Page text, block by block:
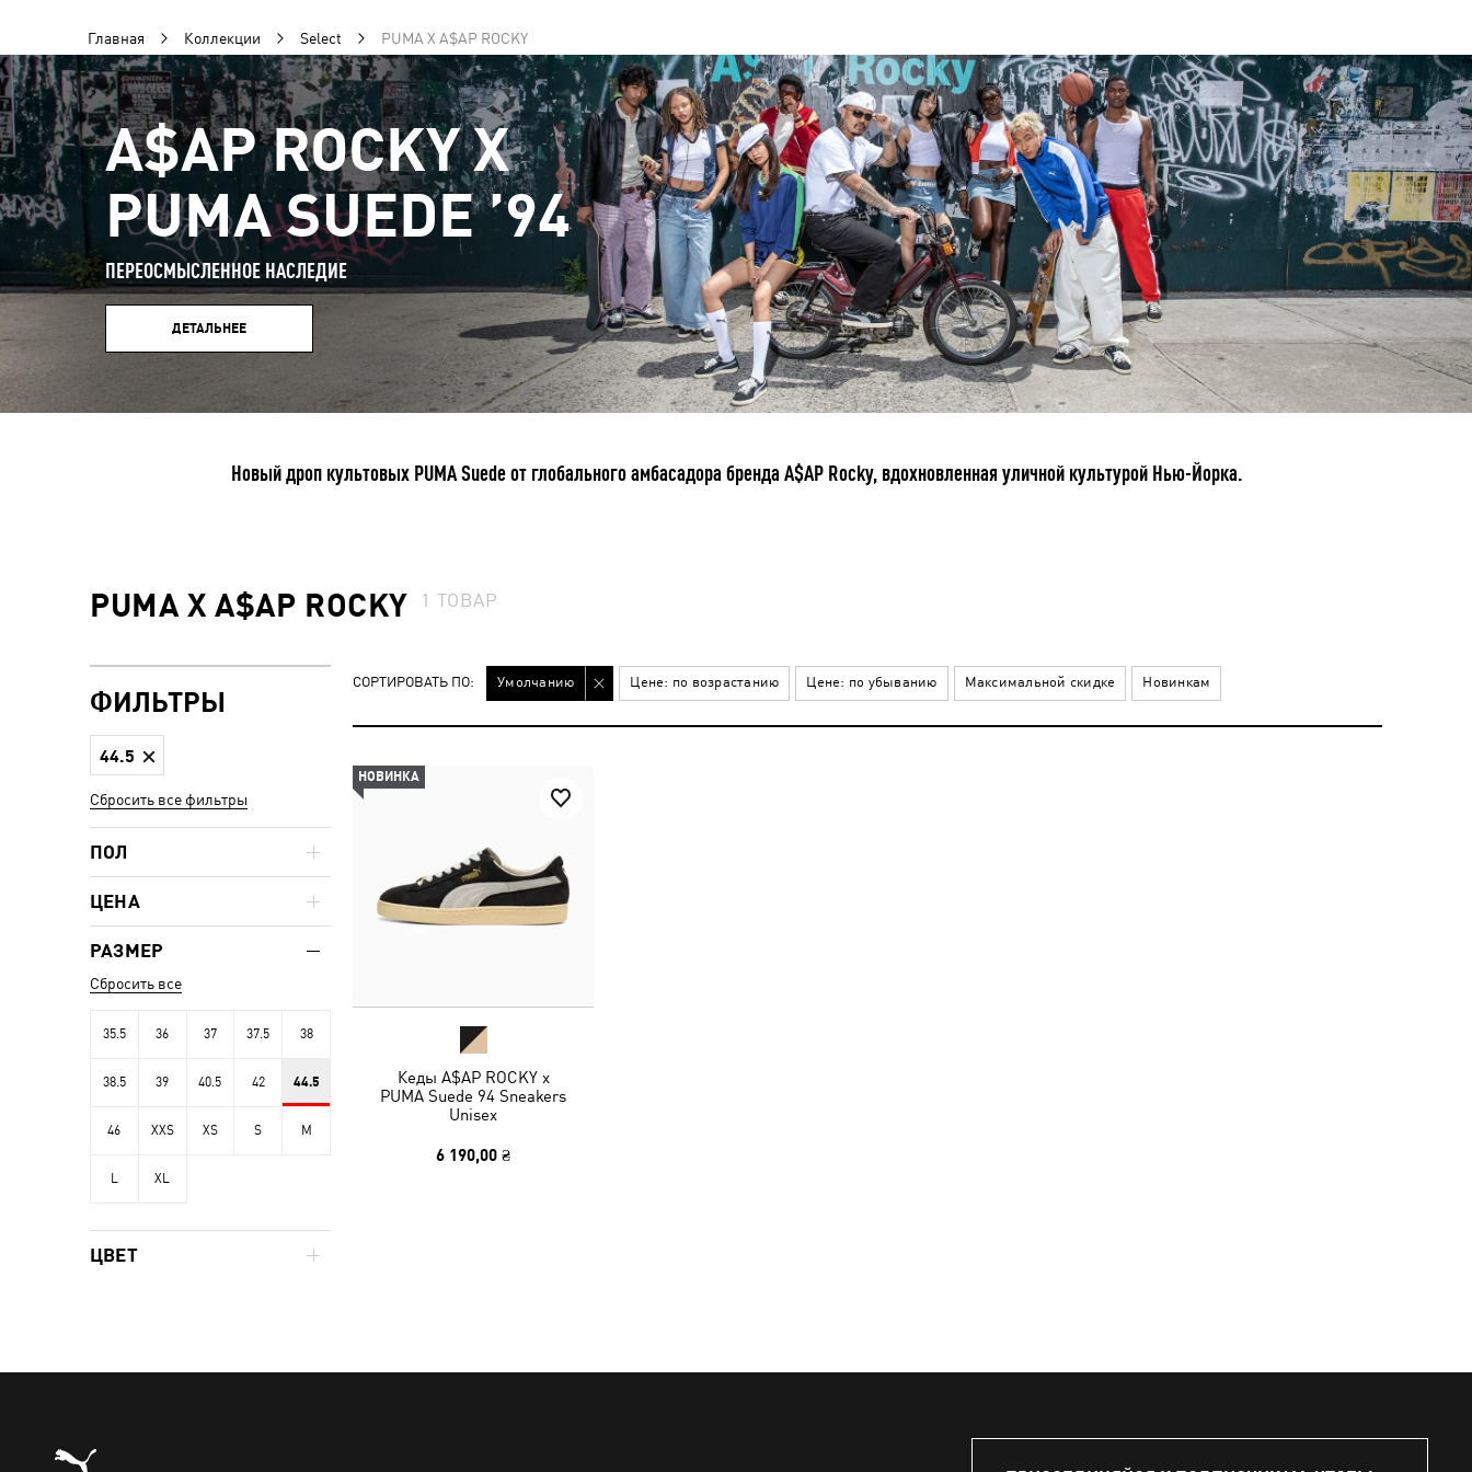
Главная Коллекции Select PUMA X A$AP ROCKY
A$AP ROCKY X
PUMA SUEDE ’94
ПЕРЕОСМЫСЛЕННОЕ НАСЛЕДИЕ
ДЕТАЛЬНЕЕ
Новый дроп культовых PUMA Suede от глобального амбасадора бренда A$AP Rocky, вдохновленная уличной культурой Нью-Йорка.
PUMA X A$AP ROCKY 1 ТОВАР
СОРТИРОВАТЬ ПО: Умолчанию Цене: по возрастанию Цене: по убыванию Максимальной скидке Новинкам
НОВИНКА
Кеды A$AP ROCKY x
PUMA Suede 94 Sneakers
Unisex
6 190,00 ₴
ФИЛЬТРЫ
44.5
Сбросить все фильтры
ПОЛ
ЦЕНА
РАЗМЕР
Сбросить все
35.5 36 37 37.5 38
38.5 39 40.5 42 44.5
46 XXS XS S M
L XL
ЦВЕТ